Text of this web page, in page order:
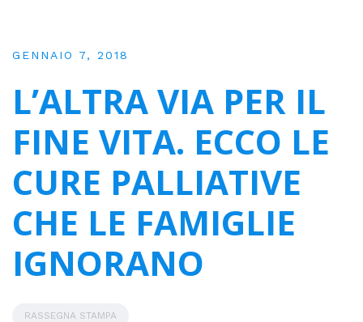
GENNAIO 7, 2018
L’ALTRA VIA PER IL
FINE VITA. ECCO LE
CURE PALLIATIVE
CHE LE FAMIGLIE
IGNORANO
RASSEGNA STAMPA